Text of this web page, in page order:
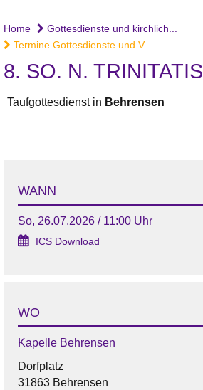
Home
Gottesdienste und kirchlich...
Termine Gottesdienste und V...
8. SO. N. TRINITATIS
Taufgottesdienst in Behrensen
WANN
So, 26.07.2026 / 11:00 Uhr
ICS Download
WO
Kapelle Behrensen
Dorfplatz
31863 Behrensen